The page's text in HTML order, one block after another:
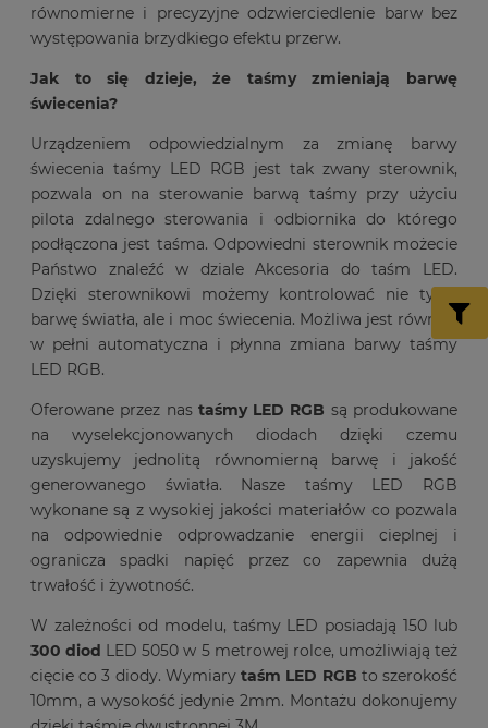
równomierne i precyzyjne odzwierciedlenie barw bez
występowania brzydkiego efektu przerw.
Jak to się dzieje, że taśmy zmieniają barwę
świecenia?
Urządzeniem odpowiedzialnym za zmianę barwy
świecenia taśmy LED RGB jest tak zwany sterownik,
pozwala on na sterowanie barwą taśmy przy użyciu
pilota zdalnego sterowania i odbiornika do którego
podłączona jest taśma. Odpowiedni sterownik możecie
Państwo znaleźć w dziale Akcesoria do taśm LED.
Dzięki sterownikowi możemy kontrolować nie tylko
barwę światła, ale i moc świecenia. Możliwa jest również
w pełni automatyczna i płynna zmiana barwy taśmy
LED RGB.
Oferowane przez nas taśmy LED RGB są produkowane
na wyselekcjonowanych diodach dzięki czemu
uzyskujemy jednolitą równomierną barwę i jakość
generowanego światła. Nasze taśmy LED RGB
wykonane są z wysokiej jakości materiałów co pozwala
na odpowiednie odprowadzanie energii cieplnej i
ogranicza spadki napięć przez co zapewnia dużą
trwałość i żywotność.
W zależności od modelu, taśmy LED posiadają 150 lub
300 diod LED 5050 w 5 metrowej rolce, umożliwiają też
cięcie co 3 diody. Wymiarytaśm LED RGB to szerokość
10mm, a wysokość jedynie 2mm. Montażu dokonujemy